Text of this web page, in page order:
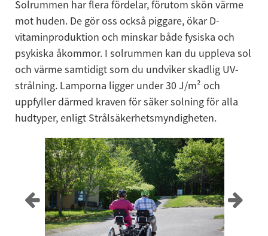
Solrummen har flera fördelar, förutom skön värme
mot huden. De gör oss också piggare, ökar D-
vitaminproduktion och minskar både fysiska och
psykiska åkommor. I solrummen kan du uppleva sol
och värme samtidigt som du undviker skadlig UV-
strålning. Lamporna ligger under 30 J/m² och
uppfyller därmed kraven för säker solning för alla
hudtyper, enligt Strålsäkerhetsmyndigheten.